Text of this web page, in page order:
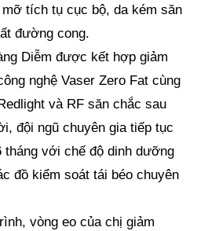
tích tụ cục bộ, da kém săn
đường cong.
Diễm được kết hợp giảm
nghệ Vaser Zero Fat cùng
và RF săn chắc sau
đội ngũ chuyên gia tiếp tục
tháng với chế độ dinh dưỡng
đồ kiểm soát tái béo chuyên
vòng eo của chị giảm